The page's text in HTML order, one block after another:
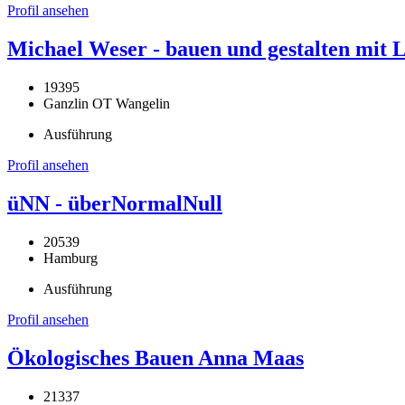
Profil ansehen
Michael Weser - bauen und gestalten mit
19395
Ganzlin OT Wangelin
Ausführung
Profil ansehen
üNN - überNormalNull
20539
Hamburg
Ausführung
Profil ansehen
Ökologisches Bauen Anna Maas
21337